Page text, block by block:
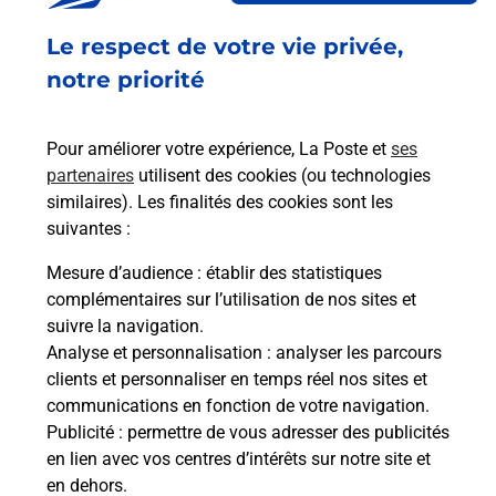
Le respect de votre vie privée,
notre priorité
Pour améliorer votre expérience, La Poste et ses
partenaires utilisent des cookies (ou technologies
similaires). Les finalités des cookies sont les
suivantes :
Mesure d’audience : établir des statistiques
complémentaires sur l’utilisation de nos sites et
suivre la navigation.
Analyse et personnalisation : analyser les parcours
clients et personnaliser en temps réel nos sites et
communications en fonction de votre navigation.
Publicité : permettre de vous adresser des publicités
en lien avec vos centres d’intérêts sur notre site et
en dehors.
En savoir plus
Envoyer un colis
solutions proposées par La Poste.
En savoir plus
Souscrire à la téléassistance
Besoin d’un système de téléassistance à l’intérieur
et/ou à l’extérieur de votre domicile ? Découvrez
les offres téléalarme dans votre bureau de Poste à
GAMBSHEIM.